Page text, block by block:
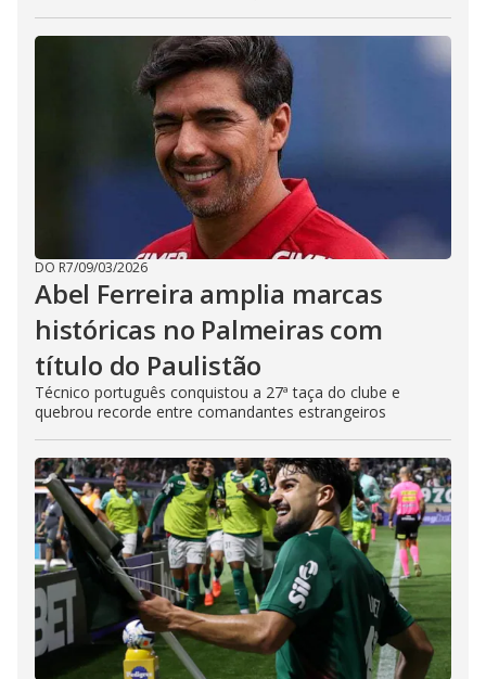
DO R7/09/03/2026
Abel Ferreira amplia marcas
históricas no Palmeiras com
título do Paulistão
Técnico português conquistou a 27ª taça do clube e
quebrou recorde entre comandantes estrangeiros